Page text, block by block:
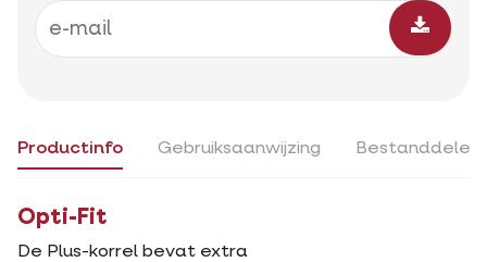
Productinfo Gebruiksaanwijzing Bestanddelen
Opti-Fit
De Plus-korrel bevat extra